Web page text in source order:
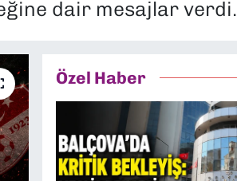
dair mesajlar verdi.
Özel Haber